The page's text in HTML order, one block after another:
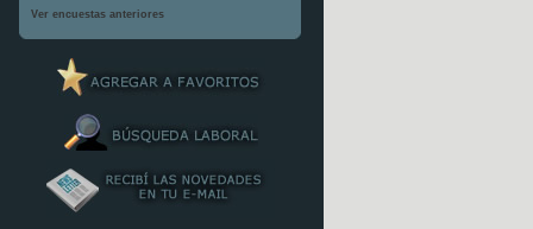
Ver encuestas anteriores